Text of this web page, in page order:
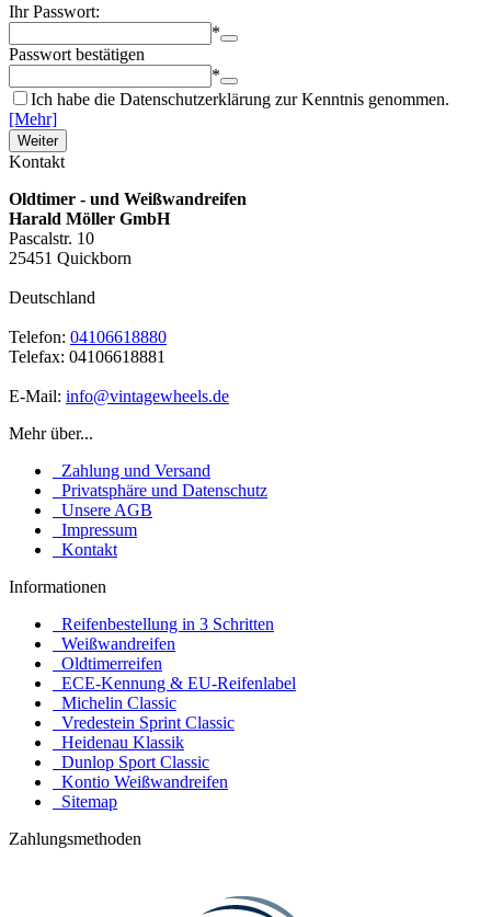
Ihr Passwort:
*
Passwort bestätigen
*
Ich habe die Datenschutzerklärung zur Kenntnis genommen.
[Mehr]
Weiter
Kontakt
Oldtimer - und Weißwandreifen
Harald Möller GmbH
Pascalstr. 10
25451 Quickborn
Deutschland
Telefon: 04106618880
Telefax: 04106618881
E-Mail: info@vintagewheels.de
Mehr über...
Zahlung und Versand
Privatsphäre und Datenschutz
Unsere AGB
Impressum
Kontakt
Informationen
Reifenbestellung in 3 Schritten
Weißwandreifen
Oldtimerreifen
ECE-Kennung & EU-Reifenlabel
Michelin Classic
Vredestein Sprint Classic
Heidenau Klassik
Dunlop Sport Classic
Kontio Weißwandreifen
Sitemap
Zahlungsmethoden